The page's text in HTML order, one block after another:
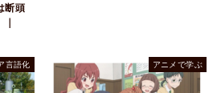
断頭
言語化 アニメで学ぶ